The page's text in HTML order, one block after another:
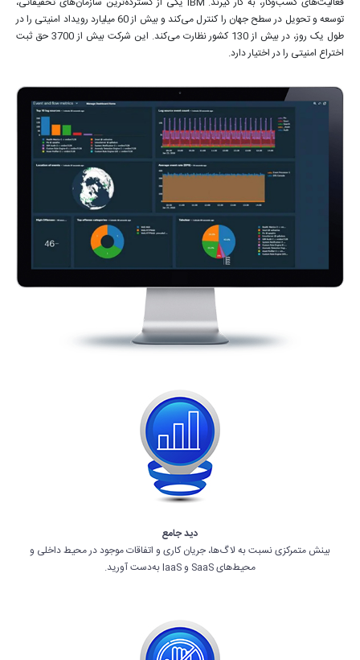
توسعه و تحویل در سطح جهان را کنترل می‌کند و بیش از 60 میلیارد رویداد امنیتی را در
طول یک روز، در بیش از 130 کشور نظارت می‌کند. این شرکت بیش از 3700 حق ثبت
اختراع امنیتی را در اختیار دارد.
دید جامع
بینش متمرکزی نسبت به لاگ‌ها، جریان کاری و اتفاقات موجود در محیط داخلی و
محیط‌های SaaS و IaaS به‌دست آورید.